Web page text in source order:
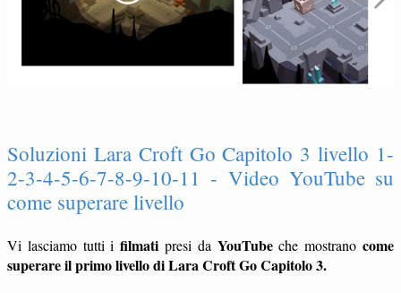
Soluzioni Lara Croft Go Capitolo 3 livello 1-
2-3-4-5-6-7-8-9-10-11 - Video YouTube su
come superare livello
Vi lasciamo tutti ifilmati presi da YouTubeche mostranocome
superare il primo livello di Lara Croft Go Capitolo 3.